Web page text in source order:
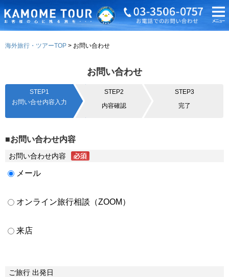
海外旅行・ツアーTOP お問い合わせ
お問い合わせ
STEP1
お問い合せ内容入力
STEP2
内容確認
STEP3
完了
■お問い合わせ内容
お問い合わせ内容
メール
オンライン旅行相談（ZOOM）
来店
ご旅行 出発日